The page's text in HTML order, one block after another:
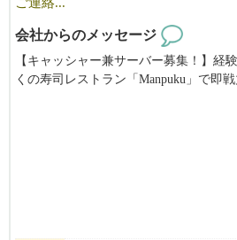
応募者の方の状況によっても、スケジ
が出来るかと思います。
出来る限りスムーズに赴任出来るよう
気軽にご相談ください。
ご連絡...
会社からのメッセージ
【キャッシャー兼サーバー募集！】経
くの寿司レストラン「Manpuku」で即